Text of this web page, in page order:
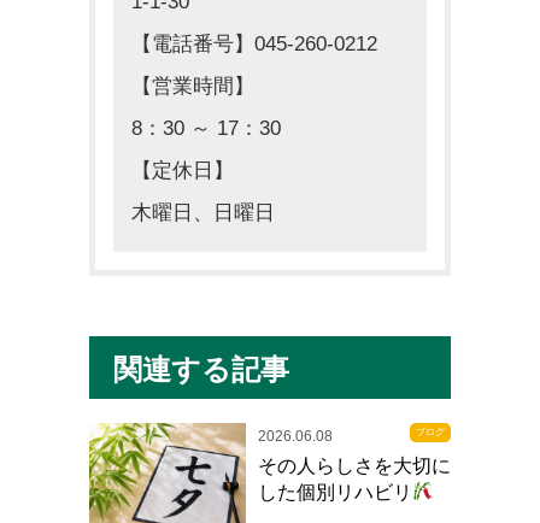
【電話番号】045-260-0212
【営業時間】
8：30 ～ 17：30
【定休日】
木曜日、日曜日
関連する記事
ブログ
2026.06.08
その人らしさを大切に
した個別リハビリ